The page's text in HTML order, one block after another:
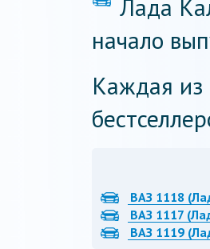
Лада
начало
Каждая из
ВАЗ 1118
ВАЗ 1117
ВАЗ 1119